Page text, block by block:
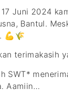
Juni 2024
Bantul.
💪🌾
terimakasih
SWT*
Aamiin…